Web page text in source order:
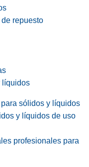
repuesto
líquidos
sólidos y líquidos
y líquidos de uso
profesionales para